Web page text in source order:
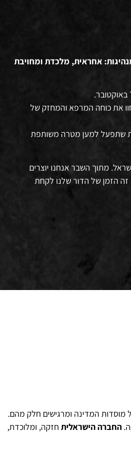
אחראית, מלכדת ומחויבת
את כוחה המרפא והמחזק של
שתפעל למען מטרה משותפת
מדינת ישראל. מתוך השבר אנחנו יוצרים
זה הזמן של הדור שלנו לקחת
מוסדות המדינה ומרגישים חלק מהם.
החברה הישראליתחזקה, ומלוכדת,